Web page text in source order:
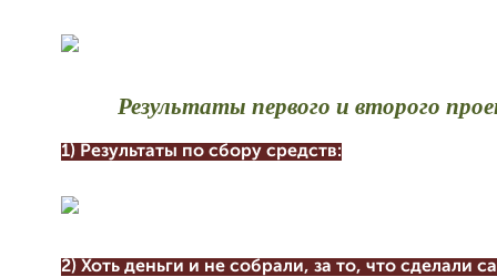
Результаты первого и второго
1) Результаты по сбору средств:
2) Хоть деньги и не собрали, за то, что сделали